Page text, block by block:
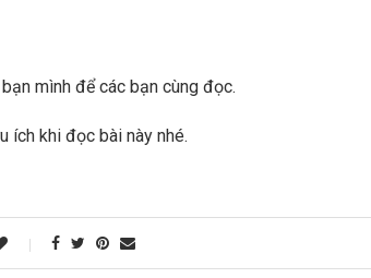
mình để các bạn cùng đọc.
ích khi đọc bài này nhé.